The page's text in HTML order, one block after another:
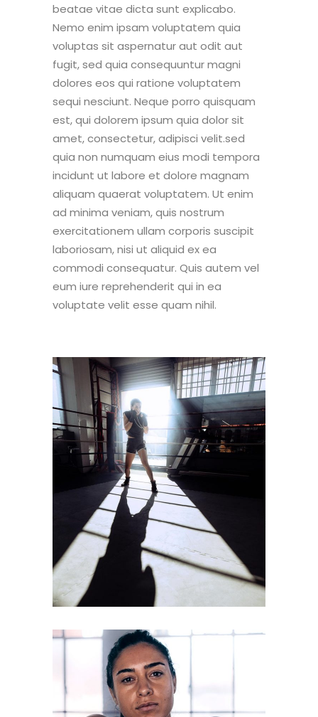
beatae vitae dicta sunt explicabo.
Nemo enim ipsam voluptatem quia
voluptas sit aspernatur aut odit aut
fugit, sed quia consequuntur magni
dolores eos qui ratione voluptatem
sequi nesciunt. Neque porro quisquam
est, qui dolorem ipsum quia dolor sit
amet, consectetur, adipisci velit.sed
quia non numquam eius modi tempora
incidunt ut labore et dolore magnam
aliquam quaerat voluptatem. Ut enim
ad minima veniam, quis nostrum
exercitationem ullam corporis suscipit
laboriosam, nisi ut aliquid ex ea
commodi consequatur. Quis autem vel
eum iure reprehenderit qui in ea
voluptate velit esse quam nihil.